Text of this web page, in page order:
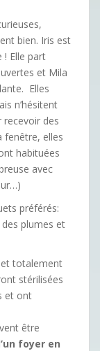
bien. Iris est
! Elle part
et Mila
Elles
n’hésitent
des
fenêtre, elles
habituées
avec
préférés:
plumes et
et totalement
stérilisées
et ont
être
foyer en